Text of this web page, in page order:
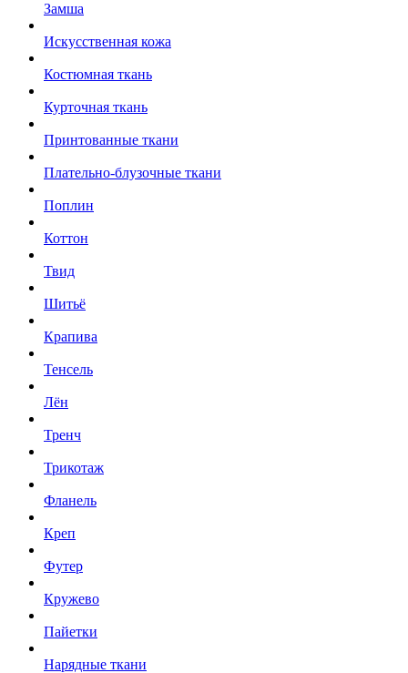
Замша
Искусственная кожа
Костюмная ткань
Курточная ткань
Принтованные ткани
Плательно-блузочные ткани
Поплин
Коттон
Твид
Шитьё
Крапива
Тенсель
Лён
Тренч
Трикотаж
Фланель
Креп
Футер
Кружево
Пайетки
Нарядные ткани